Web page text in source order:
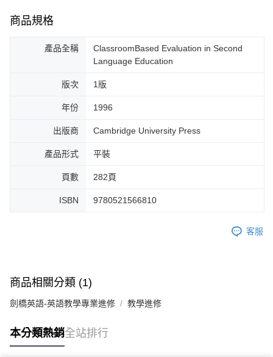
商品規格
產品全稱
ClassroomBased Evaluation in Second
Language Education
版次 1版
年份 1996
出版商 Cambridge University Press
產品形式 平裝
頁數 282頁
ISBN 9780521566810
客服
商品相關分類 (1)
劍橋英語-英語教學專業進修 教學進修
本分類熱銷全站排行